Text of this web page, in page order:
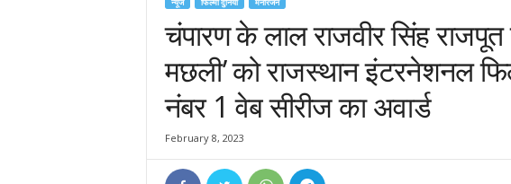
चंपारण के लाल राजवीर सिंह
मछली’ को राजस्थान इंटरनेशनल
नंबर 1 वेब सीरीज का अवार्ड
February 8, 2023